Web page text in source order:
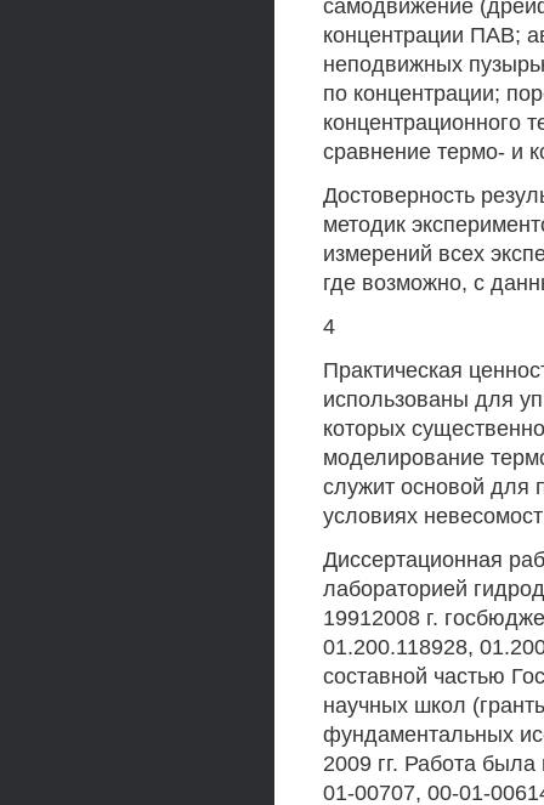
самодвижение
концентрации ПАВ;
неподвижных
по концентрации;
концентрационного
сравнение термо- и
Достоверность
методик
измерений всех
где возможно, с
4
Практическая
использованы для
которых
моделирование
служит основой для
условиях
Диссертационная
лабораторией
19912008 г.
01.200.118928,
составной частью
научных школ
фундаментальных
2009 гг. Работа
01-00707, 00-01-